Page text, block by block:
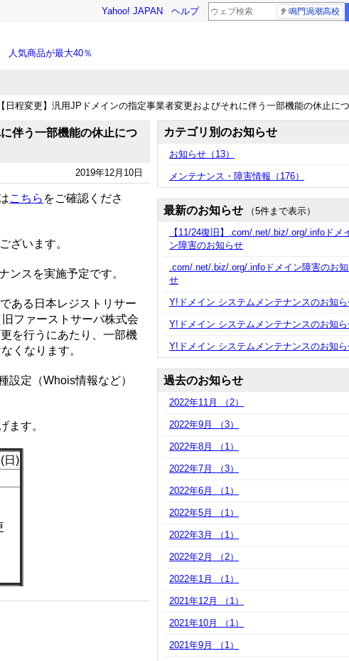
Yahoo! JAPAN ヘルプ 鳴門渦潮高校
人気商品が最大40％
日程変更】汎用JPドメインの指定事業者変更およびそれに伴う一部機能の休止に
伴う一部機能の休止につ
2019年12月10日
こちら をご確認くださ
ざいます。
ンスを実施予定です。
ある日本レジストリサー
ファーストサーバ株式会
を行うにあたり、一部機
くなります。
設定（Whois情報など）
ます。
日)
カテゴリ別のお知らせ
お知らせ （13）
メンテナンス・障害情報 （176）
最新のお知らせ
（5件まで表示）
【11/24復旧】.com/.net/.biz/.org/.infoドメ
ン障害のお知らせ
.com/.net/.biz/.org/.infoドメイン障害のお知
せ
Y!ドメイン システムメンテナンスのお知
Y!ドメイン システムメンテナンスのお知
Y!ドメイン システムメンテナンスのお知
過去のお知らせ
2022年11月 （2）
2022年9月 （3）
2022年8月 （1）
2022年7月 （3）
2022年6月 （1）
2022年5月 （1）
2022年3月 （1）
2022年2月 （2）
2022年1月 （1）
2021年12月 （1）
2021年10月 （1）
2021年9月 （1）